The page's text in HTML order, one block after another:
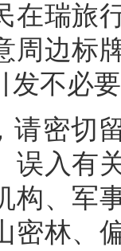
在瑞旅
周边标
发不必
请密切
误入有
构、军
密林、